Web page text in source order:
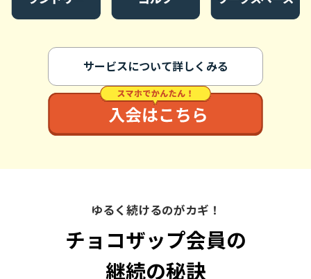
サービスについて詳しくみる
ゆるく続けるのがカギ！
チョコザップ会員の
継続の秘訣